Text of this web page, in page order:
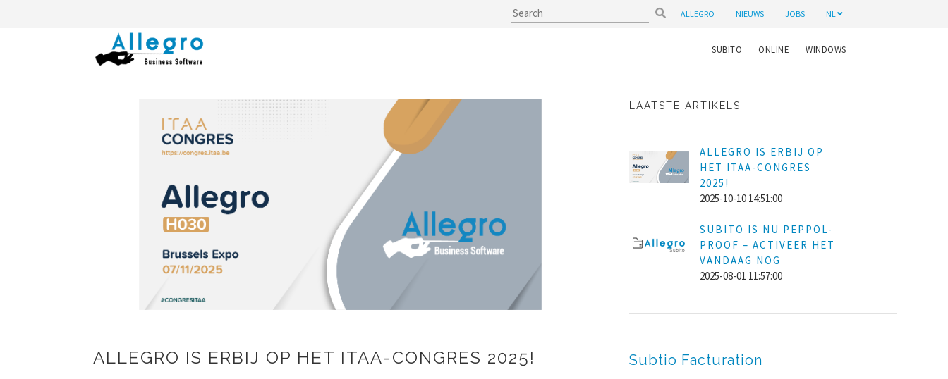
ALLEGRO NIEUWS JOBS NL
SUBITO ONLINE WINDOWS
ALLEGRO IS ERBIJ OP HET ITAA-CONGRES 2025!
LAATSTE ARTIKELS
ALLEGRO IS ERBIJ OP
HET ITAA-CONGRES
2025!
2025-10-10 14:51:00
SUBITO IS NU PEPPOL-
PROOF – ACTIVEER HET
VANDAAG NOG
2025-08-01 11:57:00
Subtio Facturation